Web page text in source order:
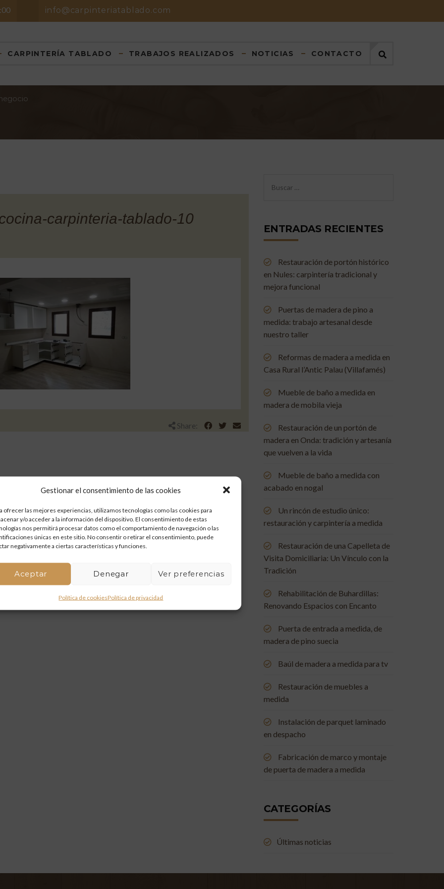
Gestionar el consentimiento de las cookies
ofrecer las mejores experiencias, utilizamos tecnologías como las cookies para
y/o acceder a la información del dispositivo. El consentimiento de estas
nos permitirá procesar datos como el comportamiento de navegación o las
únicas en este sitio. No consentir o retirar el consentimiento, puede
negativamente a ciertas características y funciones.
Aceptar Denegar Ver preferencias
Política de cookiesPolítica de privacidad
info@carpinteriatablado.com
CARPINTERÍA TABLADO TRABAJOS REALIZADOS NOTICIAS CONTACTO
carpinteria-tablado-10
Share:
ENTRADAS RECIENTES
Restauración de portón histórico
en Nules: carpintería tradicional y
mejora funcional
Puertas de madera de pino a
medida: trabajo artesanal desde
nuestro taller
Reformas de madera a medida en
Casa Rural l’Antic Palau (Villafamés)
Mueble de baño a medida en
madera de mobila vieja
Restauración de un portón de
madera en Onda: tradición y artesanía
que vuelven a la vida
Mueble de baño a medida con
acabado en nogal
Un rincón de estudio único:
restauración y carpintería a medida
Restauración de una Capelleta de
Visita Domiciliaria: Un Vínculo con la
Tradición
Rehabilitación de Buhardillas:
Renovando Espacios con Encanto
Puerta de entrada a medida, de
madera de pino suecia
Baúl de madera a medida para tv
Restauración de muebles a
medida
Instalación de parquet laminado
en despacho
Fabricación de marco y montaje
de puerta de madera a medida
CATEGORÍAS
Últimas noticias